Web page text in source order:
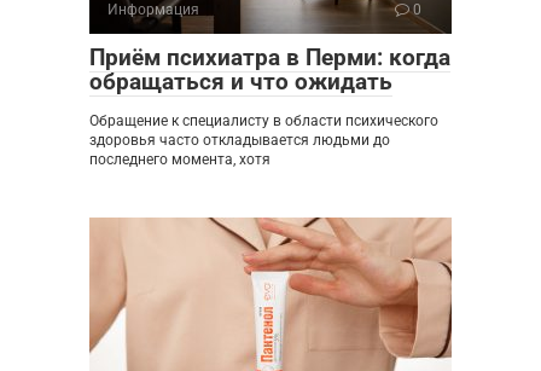
Информация 0
Приём психиатра в Перми: когда
обращаться и что ожидать
Обращение к специалисту в области психического
здоровья часто откладывается людьми до
последнего момента, хотя